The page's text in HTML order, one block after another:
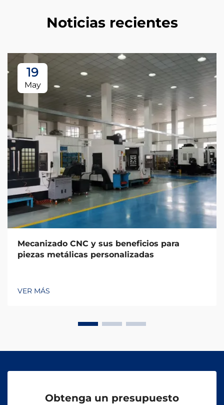
Noticias recientes
19
May
Mecanizado CNC y sus beneficios para
piezas metálicas personalizadas
VER MÁS
Obtenga un presupuesto